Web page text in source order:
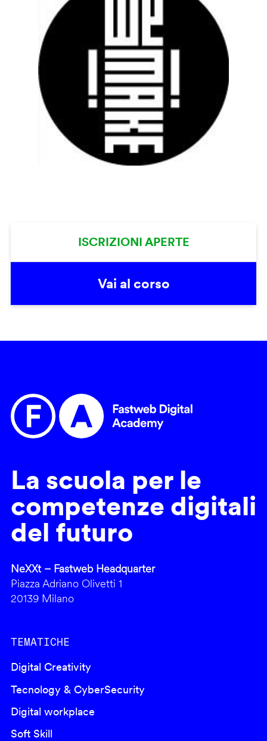
ISCRIZIONI APERTE
Vai al corso
La scuola per le
competenze digitali
del futuro
NeXXt – Fastweb Headquarter
Piazza Adriano Olivetti 1
20139 Milano
TEMATICHE
Digital Creativity
Tecnology & CyberSecurity
Digital workplace
Soft Skill